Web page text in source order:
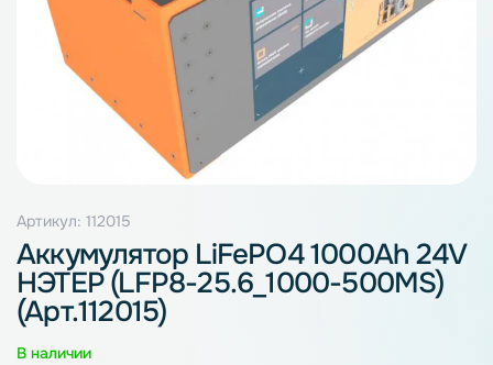
Артикул: 112015
Аккумулятор LiFePO4 1000Ah 24V
НЭТЕР (LFP8-25.6_1000-500MS)
(Арт.112015)
В наличии